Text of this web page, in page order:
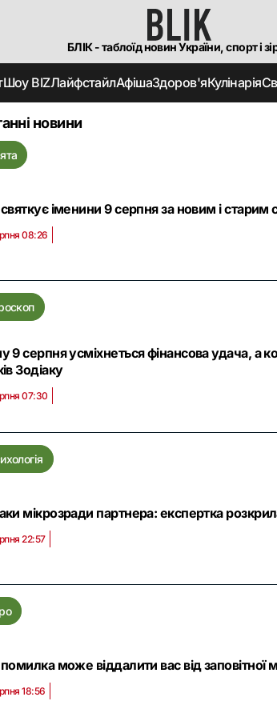
БЛІК - таблоїд новин України, спорт і
Шоу BIZЛайфстайлАфішаЗдоров'яКулінарія
новини
іменини 9 серпня за новим і старим
08:26
9 серпня усміхнеться фінансова удача, а
Зодіаку
07:30
мікрозради партнера: експертка
22:57
може віддалити вас від заповітної
18:56